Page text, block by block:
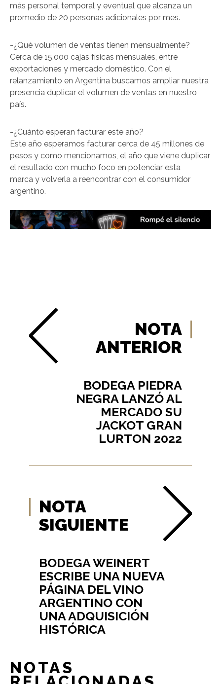
más personal temporal y eventual que alcanza un
promedio de 20 personas adicionales por mes.
-¿Qué volumen de ventas tienen mensualmente?
Cerca de 15.000 cajas físicas mensuales, entre
exportaciones y mercado doméstico. Con el
relanzamiento en Argentina buscamos ampliar nuestra
presencia duplicar el volumen de ventas en nuestro
país.
-¿Cuánto esperan facturar este año?
Este año esperamos facturar cerca de 45 millones de
pesos y como mencionamos, el año que viene duplicar
el resultado con mucho foco en potenciar esta
marca y volverla a reencontrar con el consumidor
argentino.
NOTA
ANTERIOR
BODEGA PIEDRA
NEGRA LANZÓ AL
MERCADO SU
JACKOT GRAN
LURTON 2022
NOTA
SIGUIENTE
BODEGA WEINERT
ESCRIBE UNA NUEVA
PÁGINA DEL VINO
ARGENTINO CON
UNA ADQUISICIÓN
HISTÓRICA
NOTAS